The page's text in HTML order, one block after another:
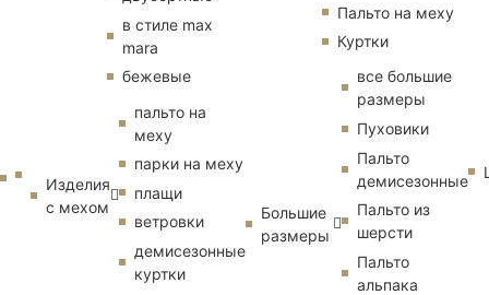
в стиле max
mara
бежевые
Изделия
с мехом
пальто на
меху
парки на меху
плащи
ветровки
демисезонные
куртки
Пальто на меху
Куртки
Большие
размеры
все большие
размеры
Пуховики
Пальто
демисезонные
Пальто из
шерсти
Пальто
альпака